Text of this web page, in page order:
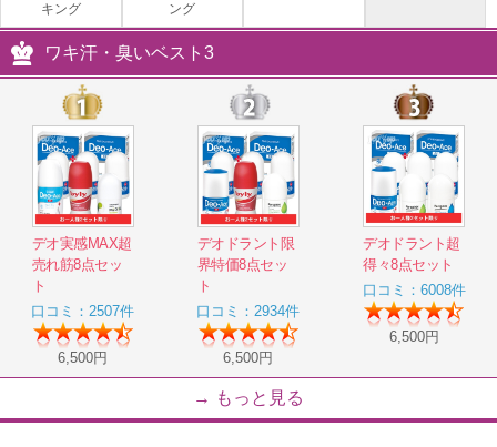
デオ新鋭オールスター8点セット
注目アイテムと定番デオエ―スの8点セット
6,500円
コラーゲンカバーフィットファンデセッ
ト(最強UVカット)
コラーゲン配合パウダーファンデ
1,990 円
ピタデオーレEX
地中海の知恵から生まれた、やさしく頼れるニ
オイケア
キング
ング
ワキ汗・臭いベスト3
デオ実感MAX超
売れ筋8点セッ
ト
口コミ：2507件
6,500円
デオドラント限
界特価8点セッ
ト
口コミ：2934件
6,500円
デオドラント超
得々8点セット
口コミ：6008件
6,500円
→ もっと見る